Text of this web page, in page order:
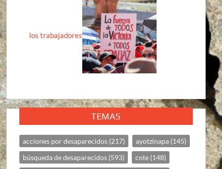
los trabajadores
TEMAS
acciones por desaparecidos (217) ayotzinapa (145)
búsqueda de desaparecidos (593) cnte (148)